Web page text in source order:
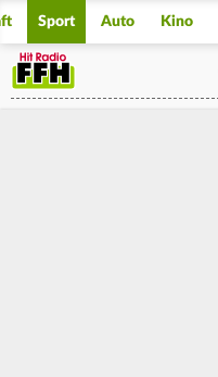
Sport Auto Kino